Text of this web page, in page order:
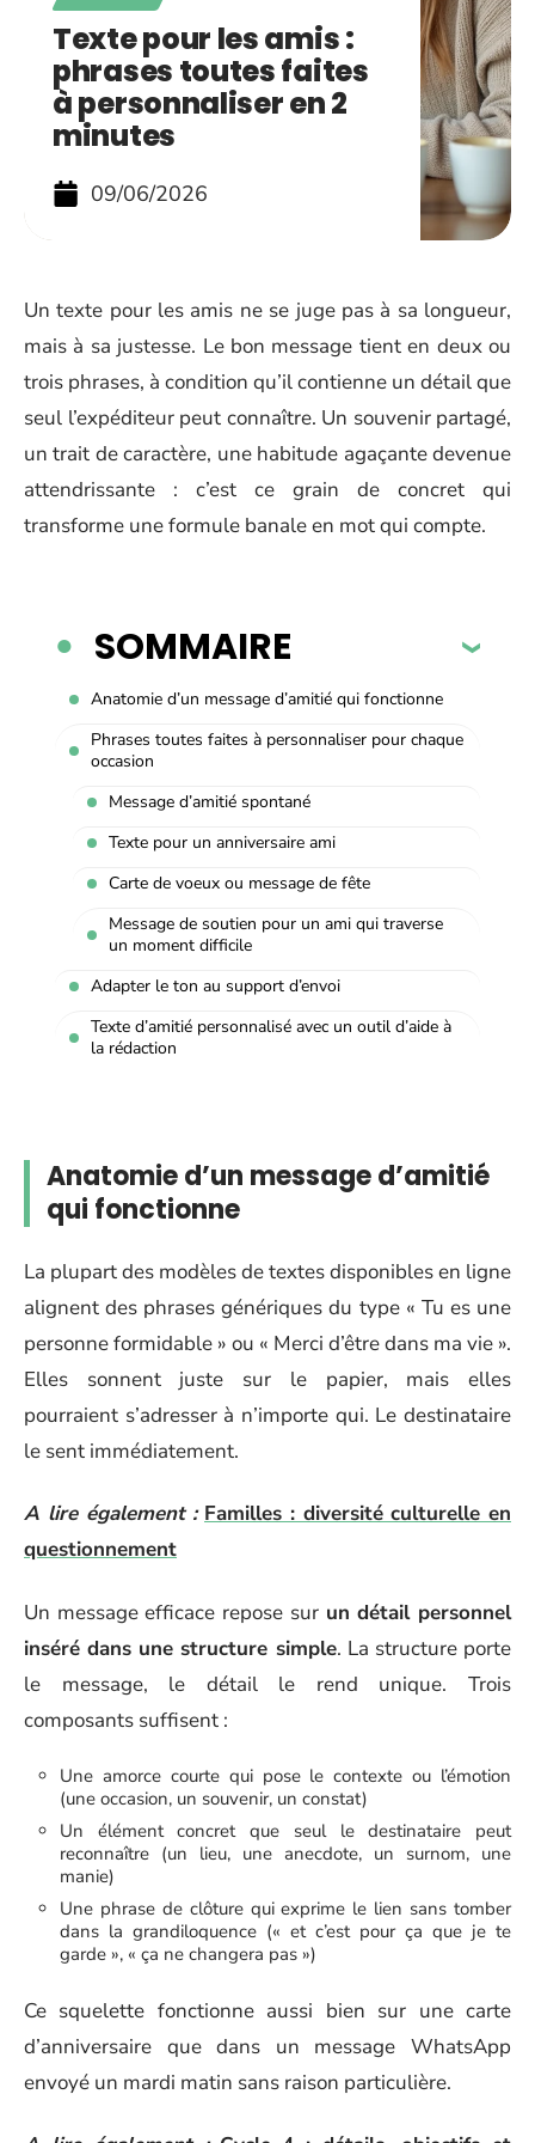
Texte pour les amis :
phrases toutes faites
à personnaliser en 2
minutes
09/06/2026
Un texte pour les amis ne se juge pas à sa longueur,
mais à sa justesse. Le bon message tient en deux ou
trois phrases, à condition qu’il contienne un détail que
seul l’expéditeur peut connaître. Un souvenir partagé,
un trait de caractère, une habitude agaçante devenue
attendrissante : c’est ce grain de concret qui
transforme une formule banale en mot qui compte.
SOMMAIRE
Anatomie d’un message d’amitié qui fonctionne
Phrases toutes faites à personnaliser pour chaque
occasion
Message d’amitié spontané
Texte pour un anniversaire ami
Carte de voeux ou message de fête
Message de soutien pour un ami qui traverse
un moment difficile
Adapter le ton au support d’envoi
Texte d’amitié personnalisé avec un outil d’aide à
la rédaction
Anatomie d’un message d’amitié
qui fonctionne
La plupart des modèles de textes disponibles en ligne
alignent des phrases génériques du type « Tu es une
personne formidable » ou « Merci d’être dans ma vie ».
Elles sonnent juste sur le papier, mais elles
pourraient s’adresser à n’importe qui. Le destinataire
le sent immédiatement.
A lire également : Familles : diversité culturelle en
questionnement
Un message efficace repose sur un détail personnel
inséré dans une structure simple. La structure porte
le message, le détail le rend unique. Trois
composants suffisent :
Une amorce courte qui pose le contexte ou l’émotion
(une occasion, un souvenir, un constat)
Un élément concret que seul le destinataire peut
reconnaître (un lieu, une anecdote, un surnom, une
manie)
Une phrase de clôture qui exprime le lien sans tomber
dans la grandiloquence (« et c’est pour ça que je te
garde », « ça ne changera pas »)
Ce squelette fonctionne aussi bien sur une carte
d’anniversaire que dans un message WhatsApp
envoyé un mardi matin sans raison particulière.